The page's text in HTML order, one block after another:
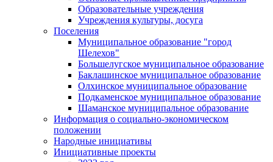
Образовательные учреждения
Учреждения культуры, досуга
Поселения
Муниципальное образование "город
Шелехов"
Большелугское муниципальное образование
Баклашинское муниципальное образование
Олхинское муниципальное образование
Подкаменское муниципальное образование
Шаманское муниципальное образование
Информация о социально-экономическом
положении
Народные инициативы
Инициативные проекты